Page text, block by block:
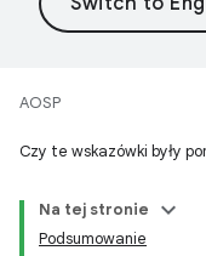
AOSP
Czy te wskazówki były
Na tej stronie
Podsumowanie